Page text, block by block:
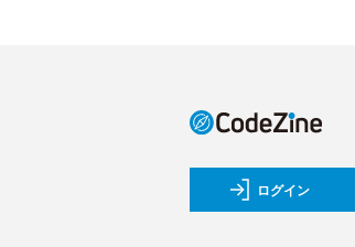
ログイン